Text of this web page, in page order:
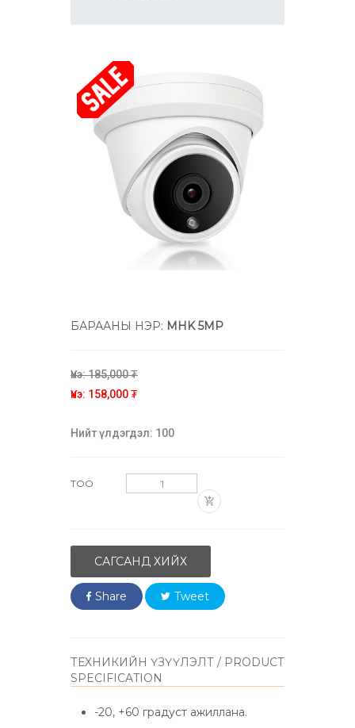
БАРААНЫ НЭР: MHK 5MP
Үнэ: 185,000 ₮
Үнэ: 158,000 ₮
Нийт үлдэгдэл: 100
ТОО
САГСАНД ХИЙХ
Share Tweet
ТЕХНИКИЙН ҮЗҮҮЛЭЛТ / PRODUCT
SPECIFICATION
-20, +60 градуст ажиллана.